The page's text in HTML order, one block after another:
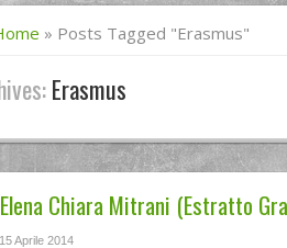
» Posts Tagged "erasmus"
Erasmus
Chiara Mitrani (Estratto
15 Aprile 2014